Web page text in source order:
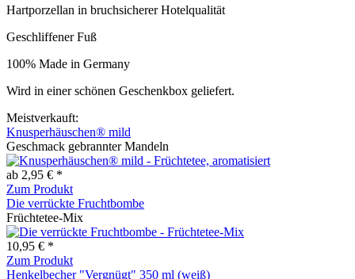
Hartporzellan in bruchsicherer Hotelqualität
Geschliffener Fuß
100% Made in Germany
Wird in einer schönen Geschenkbox geliefert.
Meistverkauft:
Knusperhäuschen® mild
Geschmack gebrannter Mandeln
ab 2,95 € *
Zum Produkt
Die verrückte Fruchtbombe
Früchtetee-Mix
10,95 € *
Zum Produkt
Henkelbecher "Vergnügt" 350 ml (weiß)